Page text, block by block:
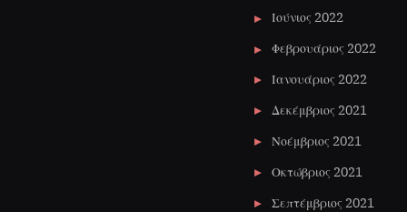
Ιούνιος 2022
Φεβρουάριος 2022
Ιανουάριος 2022
Δεκέμβριος 2021
Νοέμβριος 2021
Οκτώβριος 2021
Σεπτέμβριος 2021